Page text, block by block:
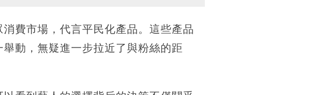
費市場，代言平民化產品。這些產品
動，無疑進一步拉近了與粉絲的距